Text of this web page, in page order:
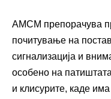
АМСМ препорачува
почитување на
сигнализација и
особено на
и клисурите, каде